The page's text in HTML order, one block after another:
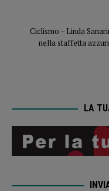
Ciclismo – Linda
nella staffetta
LA